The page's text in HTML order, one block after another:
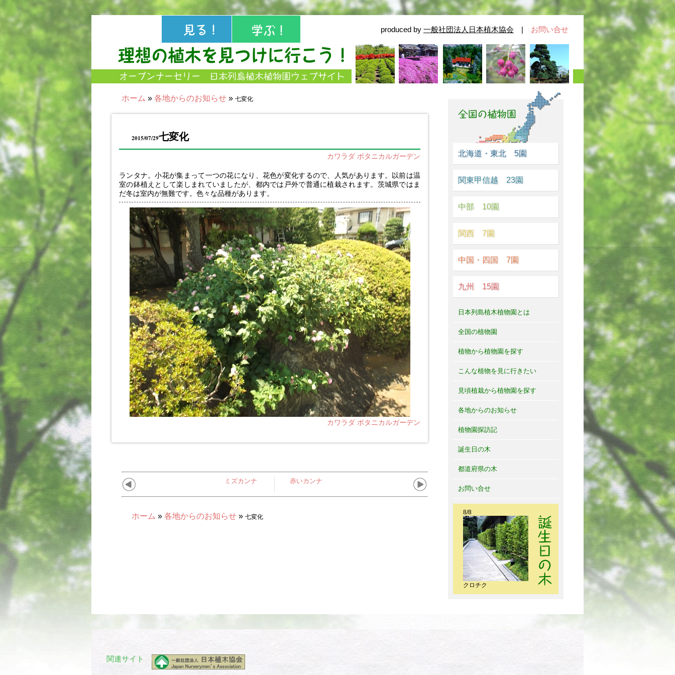
produced by 一般社団法人日本植木協会 | お問い合せ
ホーム » 各地からのお知らせ » 七変化
2015/07/29七変化
カワラダ ボタニカルガーデン
ランタナ。小花が集まって一つの花になり、花色が変化するので、人気があります。以前は温
室の鉢植えとして楽しまれていましたが、都内では戸外で普通に植栽されます。茨城県ではま
だ冬は室内が無難です。色々な品種があります。
カワラダ ボタニカルガーデン
ミズカンナ 赤いカンナ
ホーム » 各地からのお知らせ » 七変化
北海道・東北 5園
関東甲信越 23園
中部 10園
関西 7園
中国・四国 7園
九州 15園
日本列島植木植物園とは
全国の植物園
植物から植物園を探す
こんな植物を見に行きたい
見頃植栽から植物園を探す
各地からのお知らせ
植物園探訪記
誕生日の木
都道府県の木
お問い合せ
8/8
クロチク
関連サイト